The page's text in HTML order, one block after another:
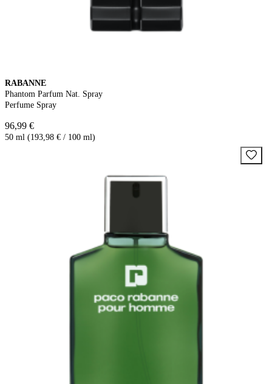
RABANNE
Phantom Parfum Nat. Spray
Perfume Spray
96,99 €
50 ml (193,98 € / 100 ml)